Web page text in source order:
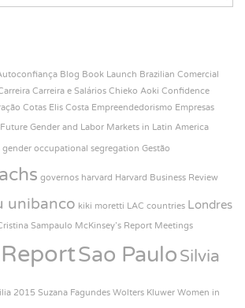
Blog Book Launch Brazilian Comercial
Carreira e Salários Chieko Aoki Confidence
Cotas Elis Costa Empreendedorismo Empresas
Future Gender and Labor Markets in Latin America
gender occupational segregation Gestão
governos harvard Harvard Business Review
unibanco kiki moretti LAC countries Londres
Sampaulo McKinsey’s Report Meetings
ReportSao PauloSilvia
2015 Suzana Fagundes Wolters Kluwer Women in